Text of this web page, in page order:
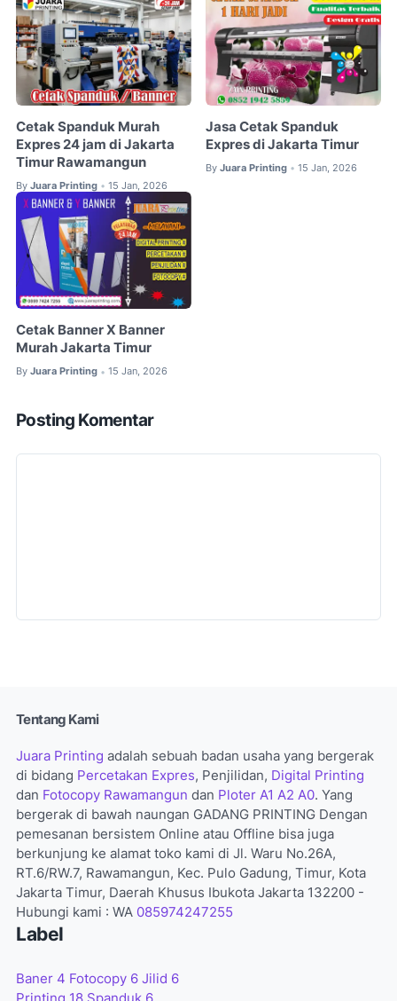
Cetak Spanduk Murah
Expres 24 jam di Jakarta
Timur Rawamangun
By Juara Printing • 15 Jan, 2026
Jasa Cetak Spanduk
Expres di Jakarta Timur
By Juara Printing • 15 Jan, 2026
Cetak Banner X Banner
Murah Jakarta Timur
By Juara Printing • 15 Jan, 2026
Posting Komentar
Tentang Kami
Juara Printing adalah sebuah badan usaha yang bergerak
di bidang Percetakan Expres, Penjilidan, Digital Printing
dan Fotocopy Rawamangun dan Ploter A1 A2 A0. Yang
bergerak di bawah naungan GADANG PRINTING Dengan
pemesanan bersistem Online atau Offline bisa juga
berkunjung ke alamat toko kami di Jl. Waru No.26A,
RT.6/RW.7, Rawamangun, Kec. Pulo Gadung, Timur, Kota
Jakarta Timur, Daerah Khusus Ibukota Jakarta 132200 -
Hubungi kami : WA 085974247255
Label
Baner 4 Fotocopy 6 Jilid 6